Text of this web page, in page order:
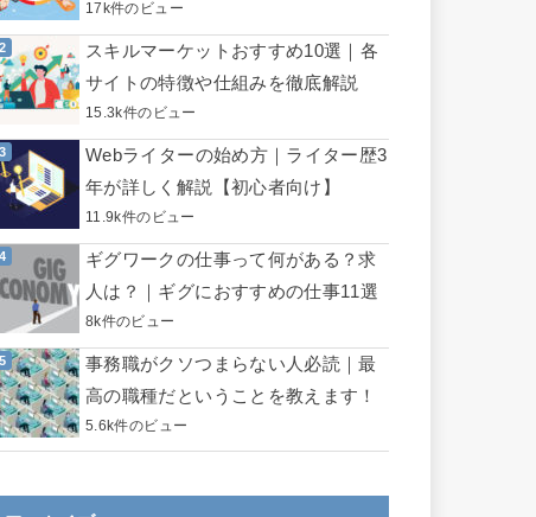
17k件のビュー
スキルマーケットおすすめ10選｜各
サイトの特徴や仕組みを徹底解説
15.3k件のビュー
Webライターの始め方｜ライター歴3
年が詳しく解説【初心者向け】
11.9k件のビュー
ギグワークの仕事って何がある？求
人は？｜ギグにおすすめの仕事11選
8k件のビュー
事務職がクソつまらない人必読｜最
高の職種だということを教えます！
5.6k件のビュー